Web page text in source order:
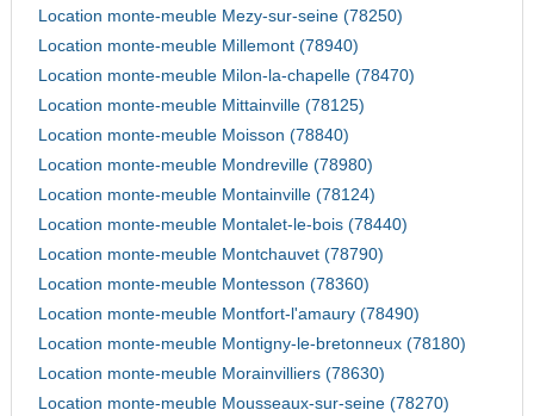
Location monte-meuble Mezy-sur-seine (78250)
Location monte-meuble Millemont (78940)
Location monte-meuble Milon-la-chapelle (78470)
Location monte-meuble Mittainville (78125)
Location monte-meuble Moisson (78840)
Location monte-meuble Mondreville (78980)
Location monte-meuble Montainville (78124)
Location monte-meuble Montalet-le-bois (78440)
Location monte-meuble Montchauvet (78790)
Location monte-meuble Montesson (78360)
Location monte-meuble Montfort-l'amaury (78490)
Location monte-meuble Montigny-le-bretonneux (78180)
Location monte-meuble Morainvilliers (78630)
Location monte-meuble Mousseaux-sur-seine (78270)